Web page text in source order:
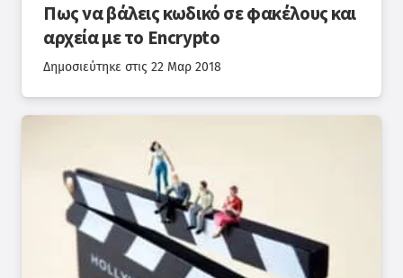
Πως να βάλεις κωδικό σε φακέλους και
αρχεία με το Encrypto
Δημοσιεύτηκε στις 22 Μαρ 2018